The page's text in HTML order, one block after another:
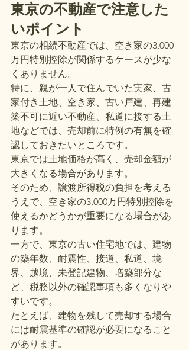
東京の不動産で注意した
いポイント
東京の相続不動産では、空き家の3,000
万円特別控除が関係するケースが少な
くありません。
特に、親が一人で住んでいた実家、古
家付き土地、空き家、古い戸建、再建
築不可に近い不動産、私道に接する土
地などでは、売却前に特例の有無を確
認しておきたいところです。
東京では土地価格が高く、売却金額が
大きくなる場合があります。
そのため、譲渡所得税の負担を考える
うえで、空き家の3,000万円特別控除を
使えるかどうかが重要になる場合があ
ります。
一方で、東京の古い住宅地では、建物
の築年数、耐震性、接道、私道、境
界、越境、未登記建物、増築部分な
ど、税務以外の確認事項も多くなりや
すいです。
たとえば、建物を残して売却する場合
には耐震基準の確認が必要になること
があります。